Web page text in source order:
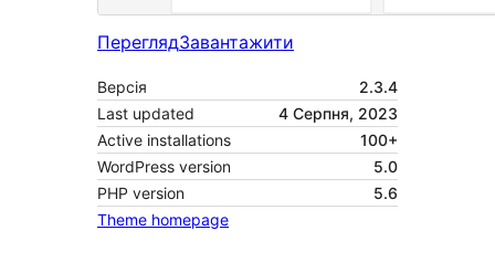
ПереглядЗавантажити
Версія
2.3.4
Last updated
4 Серпня, 2023
Active installations
100+
WordPress version
5.0
PHP version
5.6
Theme homepage